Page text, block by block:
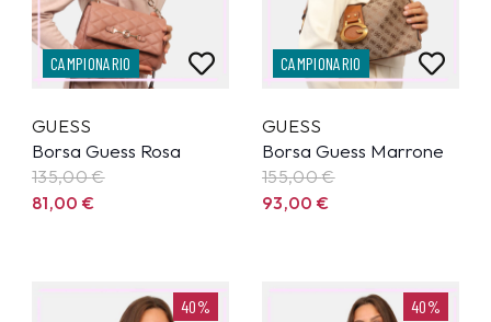
CAMPIONARIO
GUESS
Borsa Guess Rosa
135,00€
81,00€
CAMPIONARIO
GUESS
Borsa Guess Marrone
155,00€
93,00€
40% 40%